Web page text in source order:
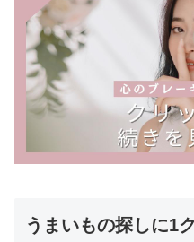
うまいもの探しに1